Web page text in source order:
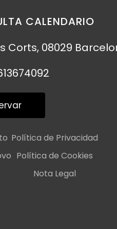
CALENDARIO
Corts, 08029
Política de Privacidad
Política de Cookies
Nota Legal